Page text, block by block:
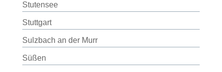
Stutensee
Stuttgart
Sulzbach an der Murr
Süßen